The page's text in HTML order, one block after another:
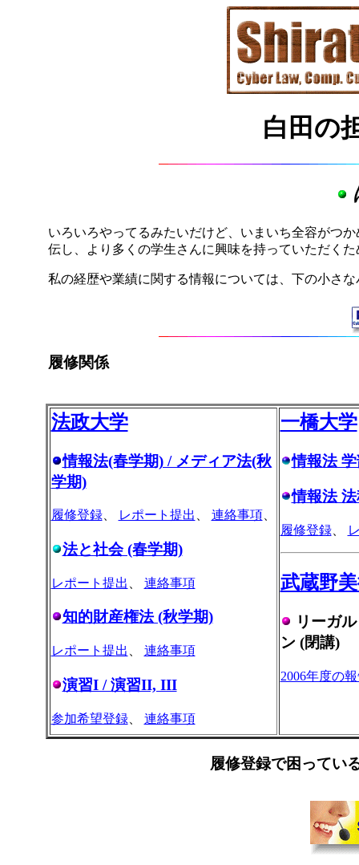
白田の
いろいろやってるみたいだけど、いまいち全容がつ
伝し、より多くの学生さんに興味を持っていただく
私の経歴や業績に関する情報については、下の小さ
履修関係
法政大学
情報法(春学期) / メディア法(秋
学期)
履修登録、 レポート提出 連絡事項、
法と社会 (春学期)
レポート提出 連絡事項
知的財産権法 (秋学期)
レポート提出 連絡事項
演習I / 演習II, III
参加希望登録、 連絡事項
一橋大学
情報法
情報法
履修登録、
武蔵野
リーガ
ン (閉講)
2006年度の
履修登録で困ってい